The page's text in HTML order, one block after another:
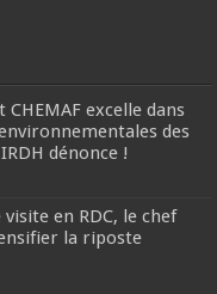
CHEMAF excelle dans
des
dénonce !
visite en RDC, le chef
la riposte